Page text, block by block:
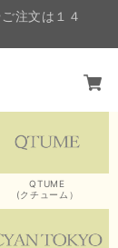
注文は１４
QTUME
(クチューム）